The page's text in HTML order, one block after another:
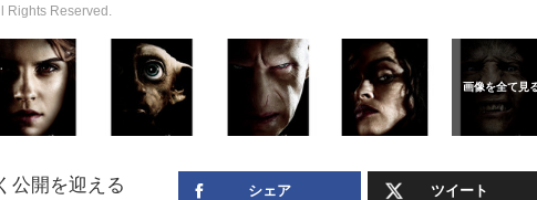
Rights Reserved.
シェア ツイート
公開を迎える